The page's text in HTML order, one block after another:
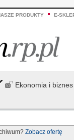
PRODUKTY E-
Ekonomia i biznes
Zobacz ofertę